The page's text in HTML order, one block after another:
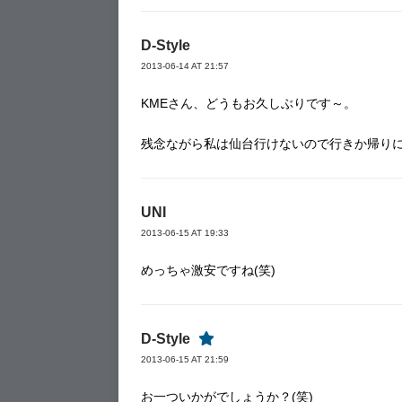
D-Style
2013-06-14 AT 21:57
KMEさん、どうもお久しぶりです～。
残念ながら私は仙台行けないので行きか帰り
UNI
2013-06-15 AT 19:33
めっちゃ激安ですね(笑)
D-Style
2013-06-15 AT 21:59
お一ついかがでしょうか？(笑)